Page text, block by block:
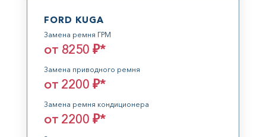
FORD KUGA
Замена ремня ГРМ
от 8250 ₽*
Замена приводного ремня
от 2200 ₽*
Замена ремня кондиционера
от 2200 ₽*